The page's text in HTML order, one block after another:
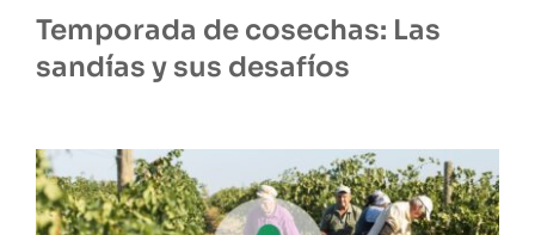
Temporada de cosechas: Las
sandías y sus desafíos